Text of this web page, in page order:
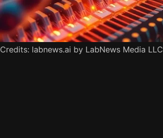
Credits: labnews.ai by LabNews Media LLC